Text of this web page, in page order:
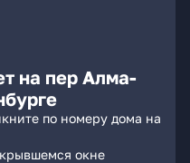
на пер Алма-
по номеру дома на
окне